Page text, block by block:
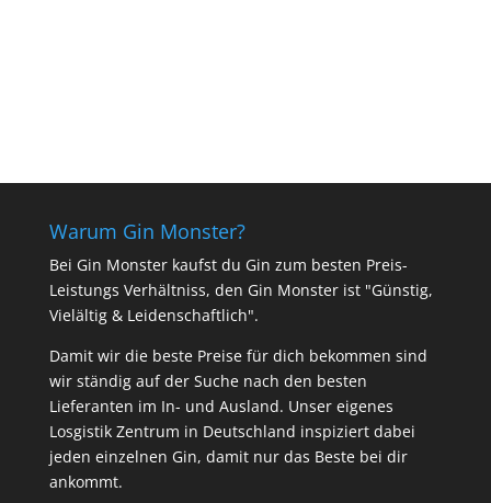
Warum Gin Monster?
Bei Gin Monster kaufst du Gin zum besten Preis-
Leistungs Verhältniss, den Gin Monster ist "Günstig,
Vielältig & Leidenschaftlich".
Damit wir die beste Preise für dich bekommen sind
wir ständig auf der Suche nach den besten
Lieferanten im In- und Ausland. Unser eigenes
Losgistik Zentrum in Deutschland inspiziert dabei
jeden einzelnen Gin, damit nur das Beste bei dir
ankommt.